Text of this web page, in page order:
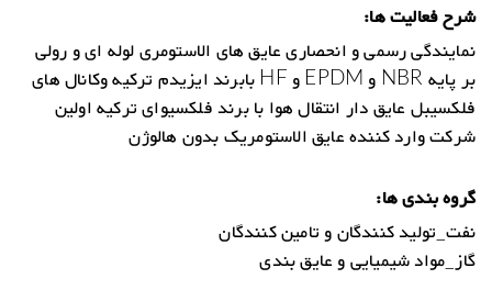
شرح فعالیت ها:
نمایندگی رسمی و انحصاری عایق های الاستومری لوله ای و رولی
بر پایه NBR و EPDM و HF بابرند ایزیدم ترکیه وکانال های
فلکسیبل عایق دار انتقال هوا با برند فلکسیوای ترکیه اولین
شرکت وارد کننده عایق الاستومریک بدون هالوژن
گروه بندی ها:
نفت_تولید کنندگان و تامین کنندگان
گاز_مواد شیمیایی و عایق بندی